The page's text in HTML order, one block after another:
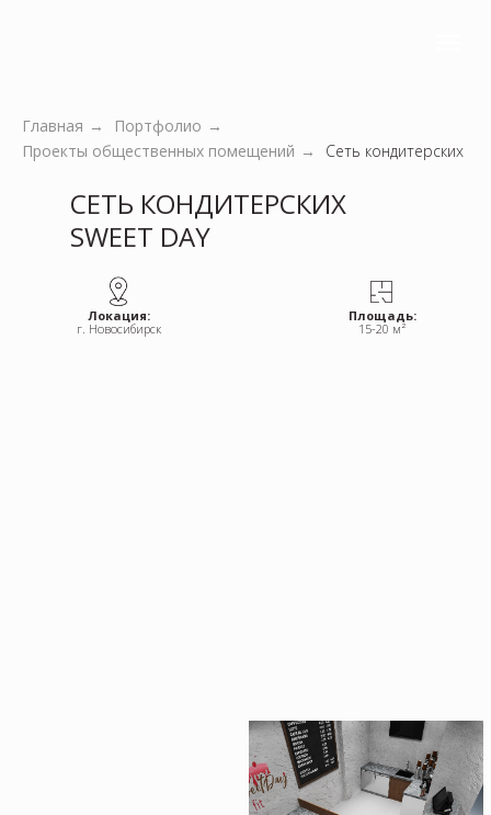
Главная → Портфолио →
Проекты общественных помещений → Сеть кондитерских
СЕТЬ КОНДИТЕРСКИХ
SWEET DAY
Локация:
г. Новосибирск
Площадь:
15-20 м²